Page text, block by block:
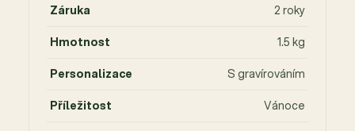
Záruka
2 roky
Hmotnost
1.5 kg
Personalizace
S gravírováním
Příležitost
Vánoce